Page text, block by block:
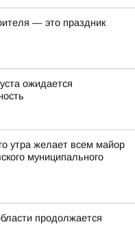
— это праздник
ожидается
утра желает всем майор
муниципального
продолжается